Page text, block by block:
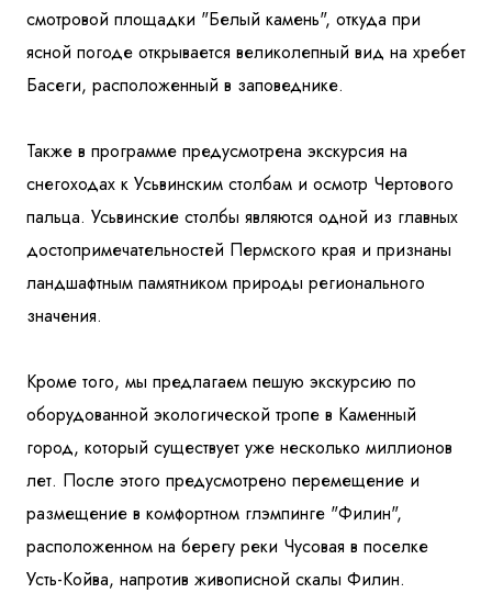
смотровой площадки "Белый камень", откуда при
ясной погоде открывается великолепный вид на хребет
Басеги, расположенный в заповеднике.
Также в программе предусмотрена экскурсия на
снегоходах к Усьвинским столбам и осмотр Чертового
пальца. Усьвинские столбы являются одной из главных
достопримечательностей Пермского края и признаны
ландшафтным памятником природы регионального
значения.
Кроме того, мы предлагаем пешую экскурсию по
оборудованной экологической тропе в Каменный
город, который существует уже несколько миллионов
лет. После этого предусмотрено перемещение и
размещение в комфортном глэмпинге "Филин",
расположенном на берегу реки Чусовая в поселке
Усть-Койва, напротив живописной скалы Филин.